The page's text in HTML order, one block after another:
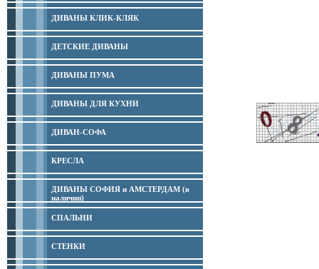
ДИВАНЫ КЛИК-КЛЯК
ДЕТСКИЕ ДИВАНЫ
ДИВАНЫ ПУМА
ДИВАНЫ ДЛЯ КУХНИ
ДИВАН-СОФА
КРЕСЛА
ДИВАНЫ СОФИЯ и АМСТЕРДАМ (в
наличии)
СПАЛЬНИ
СТЕНКИ